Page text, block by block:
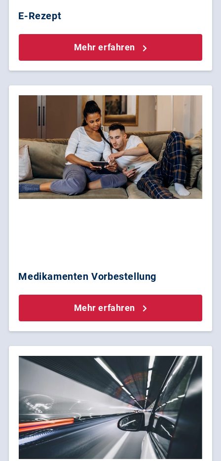
E-Rezept
Mehr erfahren
Medikamenten Vorbestellung
Mehr erfahren